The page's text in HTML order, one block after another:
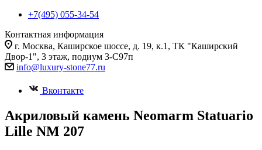
+7(495) 055-34-54
Контактная информация
г. Москва, Каширское шоссе, д. 19, к.1, ТК "Каширский
Двор-1", 3 этаж, подиум 3-С97п
info@luxury-stone77.ru
Вконтакте
Акриловый камень Neomarm Statuario
Lille NM 207